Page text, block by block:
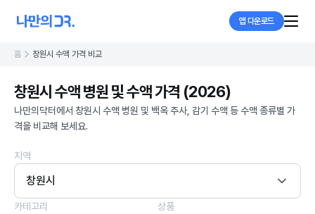
앱 다운로드
홈 창원시 수액 가격 비교
창원시 수액 병원 및 수액 가격 (2026)
나만의닥터에서 창원시 수액 병원 및 백옥 주사, 감기 수액 등 수액 종류별 가
격을 비교해 보세요.
지역
창원시
카테고리 상품